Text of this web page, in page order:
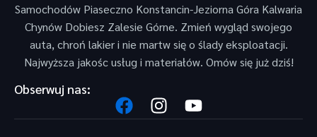
Samochodów Piaseczno Konstancin-Jeziorna Góra Kalwaria
Chynów Dobiesz Zalesie Górne. Zmień wygląd swojego
auta, chroń lakier i nie martw się o ślady eksploatacji.
Najwyższa jakośc usług i materiałów. Omów się już dziś!
Obserwuj nas: